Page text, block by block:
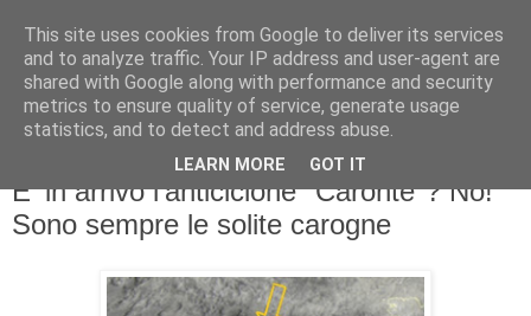
E' in arrivo l'anticiclone "Caronte"? No!
Sono sempre le solite carogne
This site uses cookies from Google to deliver its services
and to analyze traffic. Your IP address and user-agent are
shared with Google along with performance and security
metrics to ensure quality of service, generate usage
statistics, and to detect and address abuse.
LEARN MORE GOT IT